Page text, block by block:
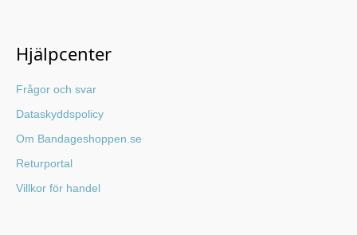
Hjälpcenter
Frågor och svar
Dataskyddspolicy
Om Bandageshoppen.se
Returportal
Villkor för handel